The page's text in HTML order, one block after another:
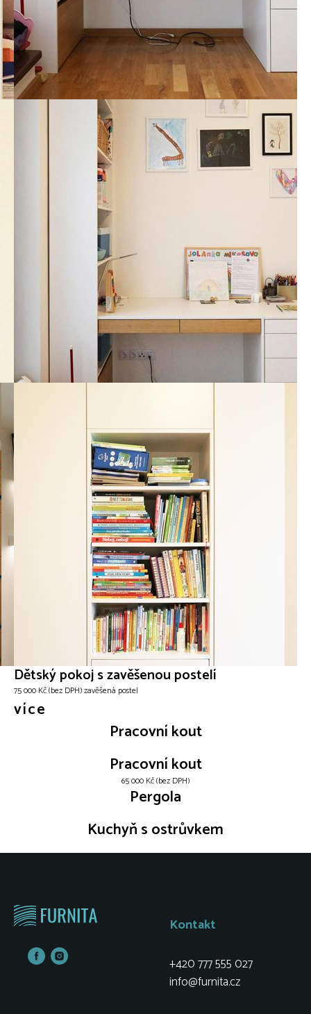
Dětský pokoj s zavěšenou postelí
75 000 Kč (bez DPH) zavěšená postel
více
Pracovní kout
Pracovní kout
65 000 Kč (bez DPH)
Pergola
Kuchyň s ostrůvkem
Kontakt
+420 777 555 027
info@furnita.cz